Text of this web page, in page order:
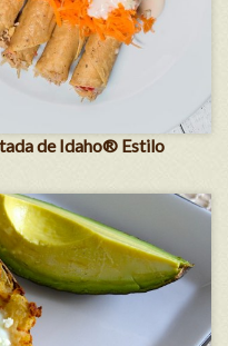
de Idaho® Estilo